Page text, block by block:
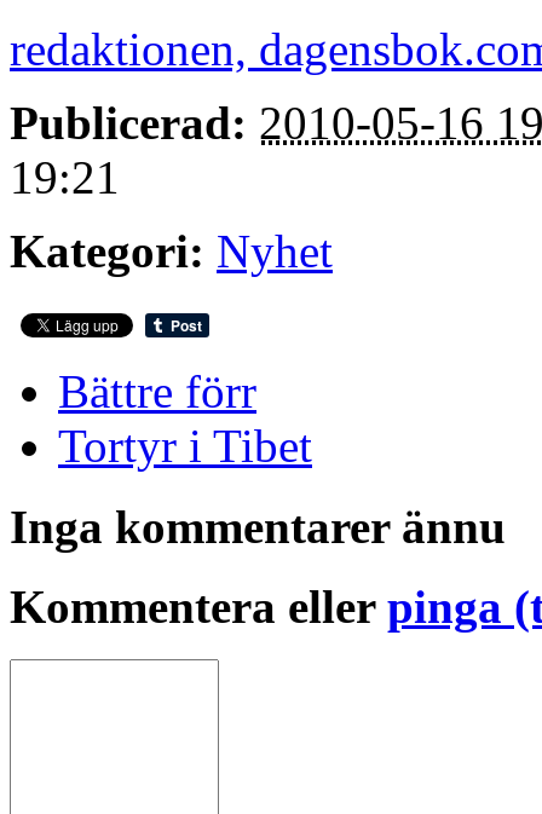
redaktionen,
Publicerad: 2010-05-16
19:21
Kategori: Nyhet
Bättre förr
Tortyr i Tibet
Inga kommentarer ännu
Kommentera eller pinga